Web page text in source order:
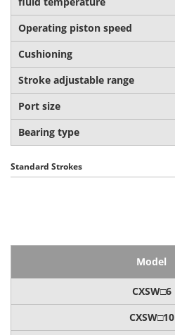
Operating piston speed
Cushioning
Stroke adjustable range
Port size
Bearing type
Standard Strokes
Model
CXSW□6
CXSW□10